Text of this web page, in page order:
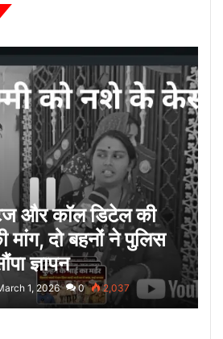
और कॉल डिटेल की
मांग, दो बहनों ने पुलिस
ज्ञापन
1, 2026 0 2,037